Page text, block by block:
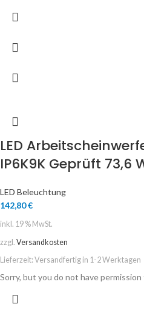
LED
IP6K9K Geprüft 73,6
LED Beleuchtung
142,80€
inkl. 19 % MwSt.
zzgl. Versandkosten
Lieferzeit: Versandfertig in 1-2 Werktagen
Sorry, but you do not have